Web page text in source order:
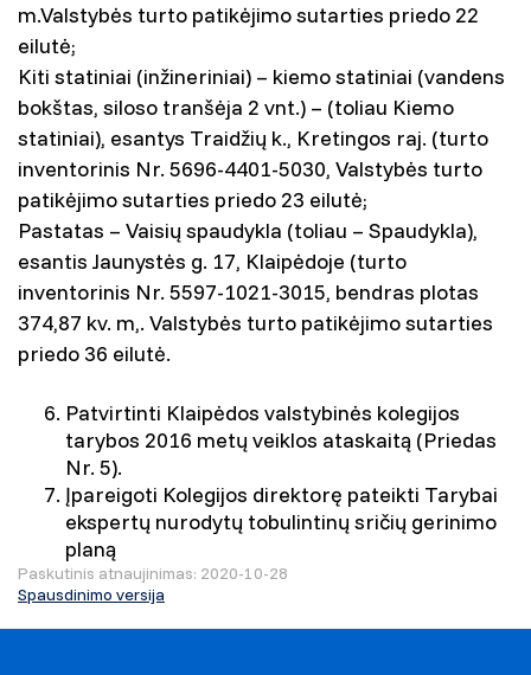
m.Valstybės turto patikėjimo sutarties priedo 22
eilutė;
Kiti statiniai (inžineriniai) – kiemo statiniai (vandens
bokštas, siloso tranšėja 2 vnt.) – (toliau Kiemo
statiniai), esantys Traidžių k., Kretingos raj. (turto
inventorinis Nr. 5696-4401-5030, Valstybės turto
patikėjimo sutarties priedo 23 eilutė;
Pastatas – Vaisių spaudykla (toliau – Spaudykla),
esantis Jaunystės g. 17, Klaipėdoje (turto
inventorinis Nr. 5597-1021-3015, bendras plotas
374,87 kv. m,. Valstybės turto patikėjimo sutarties
priedo 36 eilutė.
Patvirtinti Klaipėdos valstybinės kolegijos
tarybos 2016 metų veiklos ataskaitą (Priedas
Nr. 5).
Įpareigoti Kolegijos direktorę pateikti Tarybai
ekspertų nurodytų tobulintinų sričių gerinimo
planą
Paskutinis atnaujinimas: 2020-10-28
Spausdinimo versija